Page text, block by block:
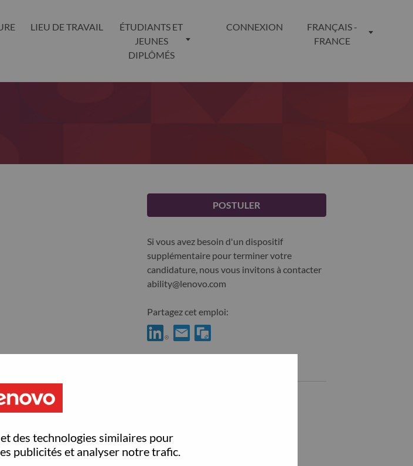
des technologies similaires pour
publicités et analyser notre trafic.
LIEU DE TRAVAIL
ÉTUDIANTS ET
JEUNES
DIPLÔMÉS
CONNEXION
FRANÇAIS -
FRANCE
POSTULER
Si vous avez besoin d'un dispositif
supplémentaire pour terminer votre
candidature, nous vous invitons à contacter
ability@lenovo.com
Partagez cet emploi:
Senior AI Developer
Bucharest, Roumanie,